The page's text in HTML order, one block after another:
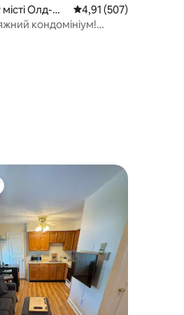
Олд-Ор
Середня оцінка: 4,91
4,91 (507)
кондомініум!